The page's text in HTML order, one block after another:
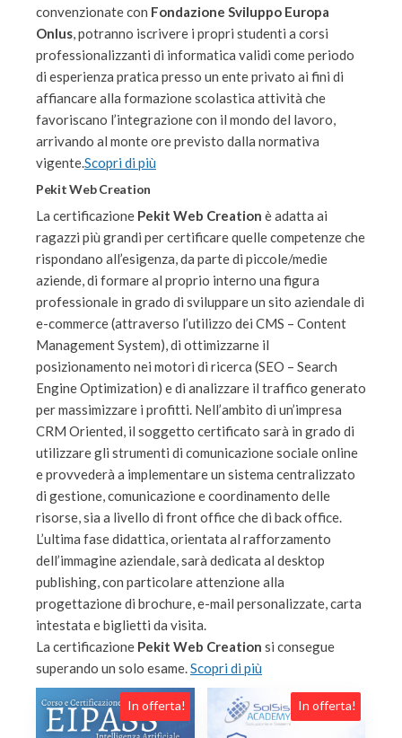
convenzionate con Fondazione Sviluppo Europa
Onlus, potranno iscrivere i propri studenti a corsi
professionalizzanti di informatica validi come periodo
di esperienza pratica presso un ente privato ai fini di
affiancare alla formazione scolastica attività che
favoriscano l’integrazione con il mondo del lavoro,
arrivando al monte ore previsto dalla normativa
vigente.Scopri di più
Pekit Web Creation
La certificazione Pekit Web Creation è adatta ai
ragazzi più grandi per certificare quelle competenze che
rispondano all’esigenza, da parte di piccole/medie
aziende, di formare al proprio interno una figura
professionale in grado di sviluppare un sito aziendale di
e-commerce (attraverso l’utilizzo dei CMS – Content
Management System), di ottimizzarne il
posizionamento nei motori di ricerca (SEO – Search
Engine Optimization) e di analizzare il traffico generato
per massimizzare i profitti. Nell’ambito di un’impresa
CRM Oriented, il soggetto certificato sarà in grado di
utilizzare gli strumenti di comunicazione sociale online
e provvederà a implementare un sistema centralizzato
di gestione, comunicazione e coordinamento delle
risorse, sia a livello di front office che di back office.
L’ultima fase didattica, orientata al rafforzamento
dell’immagine aziendale, sarà dedicata al desktop
publishing, con particolare attenzione alla
progettazione di brochure, e-mail personalizzate, carta
intestata e biglietti da visita.
La certificazione Pekit Web Creation si consegue
superando un solo esame.Scopri di più
In offerta! In offerta!